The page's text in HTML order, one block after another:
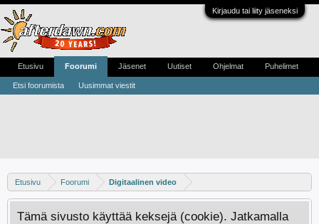
Kirjaudu tai liity jäseneksi
Etusivu Foorumi Digitaalinen video
Tämä sivusto käyttää keksejä (cookie). Jatkamalla
Etusivu Foorumi
Etsi foorumista Uusimmat viestit
Jäsenet Uutiset Ohjelmat Puhelimet